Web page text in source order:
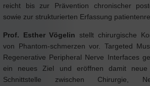
reicht bis zur Prävention chronischer
sowie zur strukturierten Erfassung
Prof. Esther Vögelin stellt chirurgische
von Phantom-schmerzen vor. Targeted
Regenerative Peripheral Nerve Interfaces
ein neues Ziel und eröffnen damit
Schnittstelle zwischen Chirurgie,